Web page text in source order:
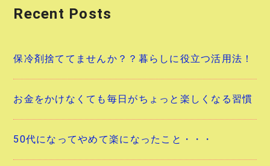
ョ
Recent Posts
保冷剤捨ててませんか？？暮らしに役立つ活用法！
お金をかけなくても毎日がちょっと楽しくなる習慣
50代になってやめて楽になったこと・・・